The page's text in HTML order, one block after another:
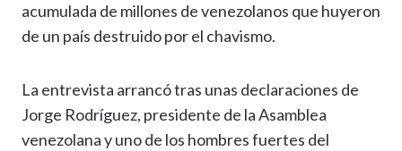
acumulada de millones de venezolanos que huyeron
de un país destruido por el chavismo.
La entrevista arrancó tras unas declaraciones de
Jorge Rodríguez, presidente de la Asamblea
venezolana y uno de los hombres fuertes del